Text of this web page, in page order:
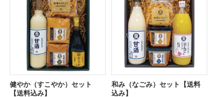
健やか（すこやか）セット
【送料込み】
和み（なごみ）セット【送料
込み】